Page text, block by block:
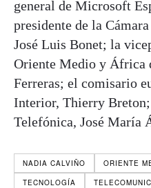
general de Microsoft
presidente de la
José Luis Bonet; la
Oriente Medio y África
Ferreras; el comisario
Interior, Thierry
Telefónica, José María
NADIA CALVIÑO ORIENTE
TECNOLOGÍA